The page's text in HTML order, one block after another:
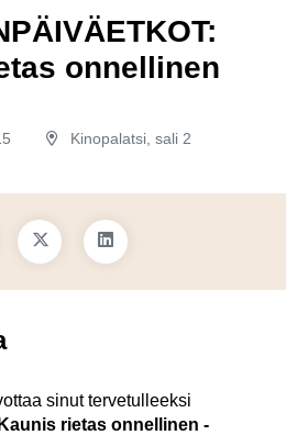
onnellinen
Kinopalatsi, sali 2
sinut tervetulleeksi
Kaunis rietas onnellinen -